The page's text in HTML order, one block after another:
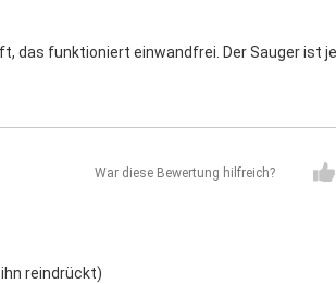
das funktioniert einwandfrei. Der Sauger ist
reindrückt)
War diese Bewertung hilfreich?